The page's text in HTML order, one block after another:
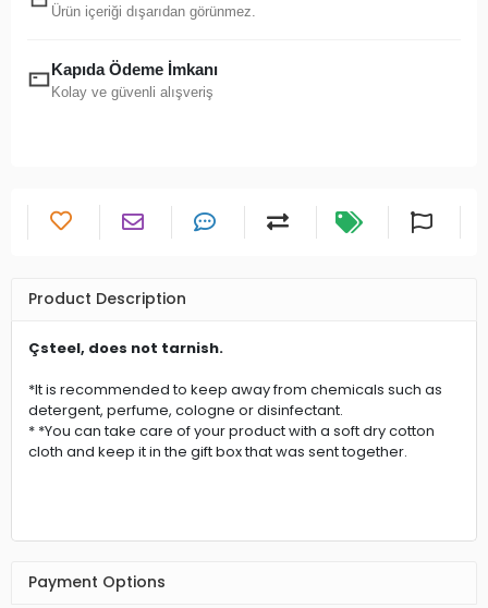
Ürün içeriği dışarıdan görünmez.
Kapıda Ödeme İmkanı
Kolay ve güvenli alışveriş
Product Description
Çsteel, does not tarnish.
*It is recommended to keep away from chemicals such as
detergent, perfume, cologne or disinfectant.
* *You can take care of your product with a soft dry cotton
cloth and keep it in the gift box that was sent together.
Payment Options